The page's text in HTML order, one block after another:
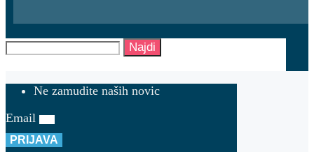
Najdi
Ne zamudite naših novic
Email
PRIJAVA